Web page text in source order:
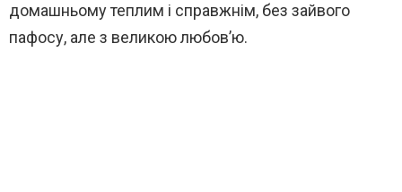
домашньому теплим і справжнім, без зайвого
пафосу, але з великою любов’ю.